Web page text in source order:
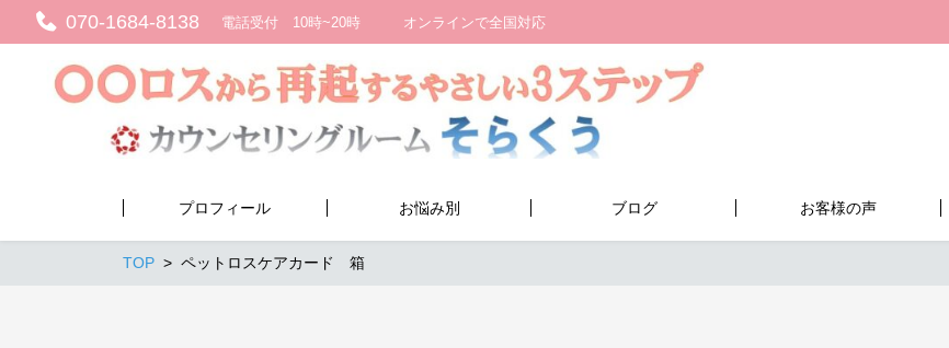
070-1684-8138 電話受付 10時~20時 オンラインで全国対応
プロフィール お悩み別 ブログ お客様の声
TOP ペットロスケアカード 箱